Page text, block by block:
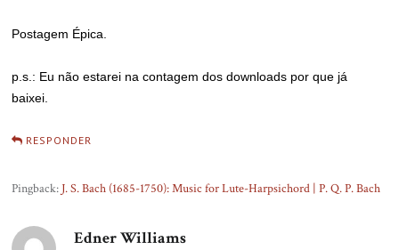
Postagem Épica.
p.s.: Eu não estarei na contagem dos downloads por que já
baixei.
RESPONDER
Pingback: J. S. Bach (1685-1750): Music for Lute-Harpsichord | P. Q. P. Bach
Edner Williams